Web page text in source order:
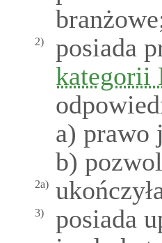
2)
posiada
kategorii
a) prawo
b)
2a)
3)
posiada